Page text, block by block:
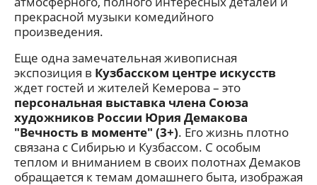
прекрасной музыки комедийного
произведения.
Еще одна замечательная живописная
экспозиция в Кузбасском центре искусств
ждет гостей и жителей Кемерова – это
персональная выставка члена Союза
художников России Юрия Демакова
"Вечность в моменте" (3+). Его жизнь плотно
связана с Сибирью и Кузбассом. С особым
теплом и вниманием в своих полотнах Демаков
обращается к темам домашнего быта, изображая